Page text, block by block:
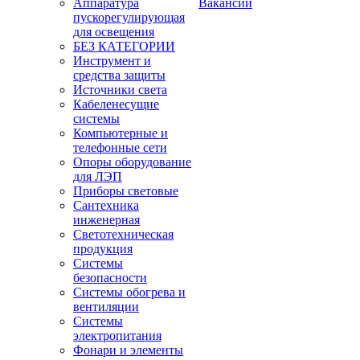
Аппаратура
пускорегулирующая
для освещения
БЕЗ КАТЕГОРИИ
Инструмент и
средства защиты
Источники света
Кабеленесущие
системы
Компьютерные и
телефонные сети
Опоры оборудование
для ЛЭП
Приборы световые
Сантехника
инженерная
Светотехническая
продукция
Системы
безопасности
Системы обогрева и
вентиляции
Системы
электропитания
Фонари и элементы
Вакансии